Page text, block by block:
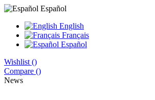
Español
English
Français
Español
Wishlist ()
Compare ()
News